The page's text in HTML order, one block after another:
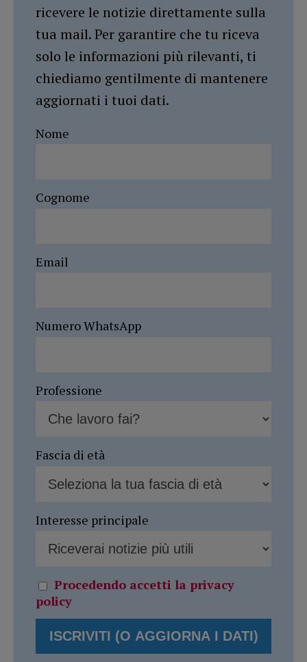
ricevere le notizie direttamente sulla
tua mail. Per garantire che tu riceva
solo le informazioni più rilevanti, ti
chiediamo gentilmente di mantenere
aggiornati i tuoi dati.
Nome
Cognome
Email
Numero WhatsApp
Professione
Fascia di età
Interesse principale
Procedendo accetti la privacy
policy